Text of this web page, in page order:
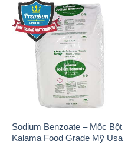
Sodium Benzoate – Mốc Bột
Kalama Food Grade Mỹ Usa